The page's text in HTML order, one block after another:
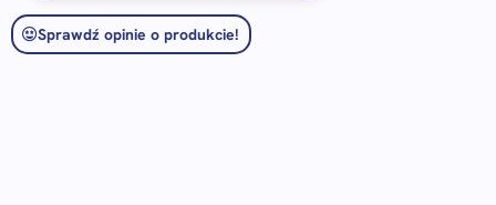
Sprawdź opinie o produkcie!